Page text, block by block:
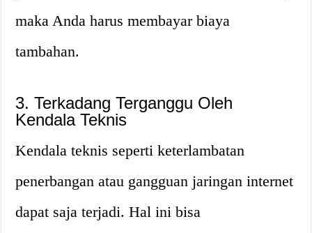
maka Anda harus membayar biaya
tambahan.
3. Terkadang Terganggu Oleh
Kendala Teknis
Kendala teknis seperti keterlambatan
penerbangan atau gangguan jaringan internet
dapat saja terjadi. Hal ini bisa